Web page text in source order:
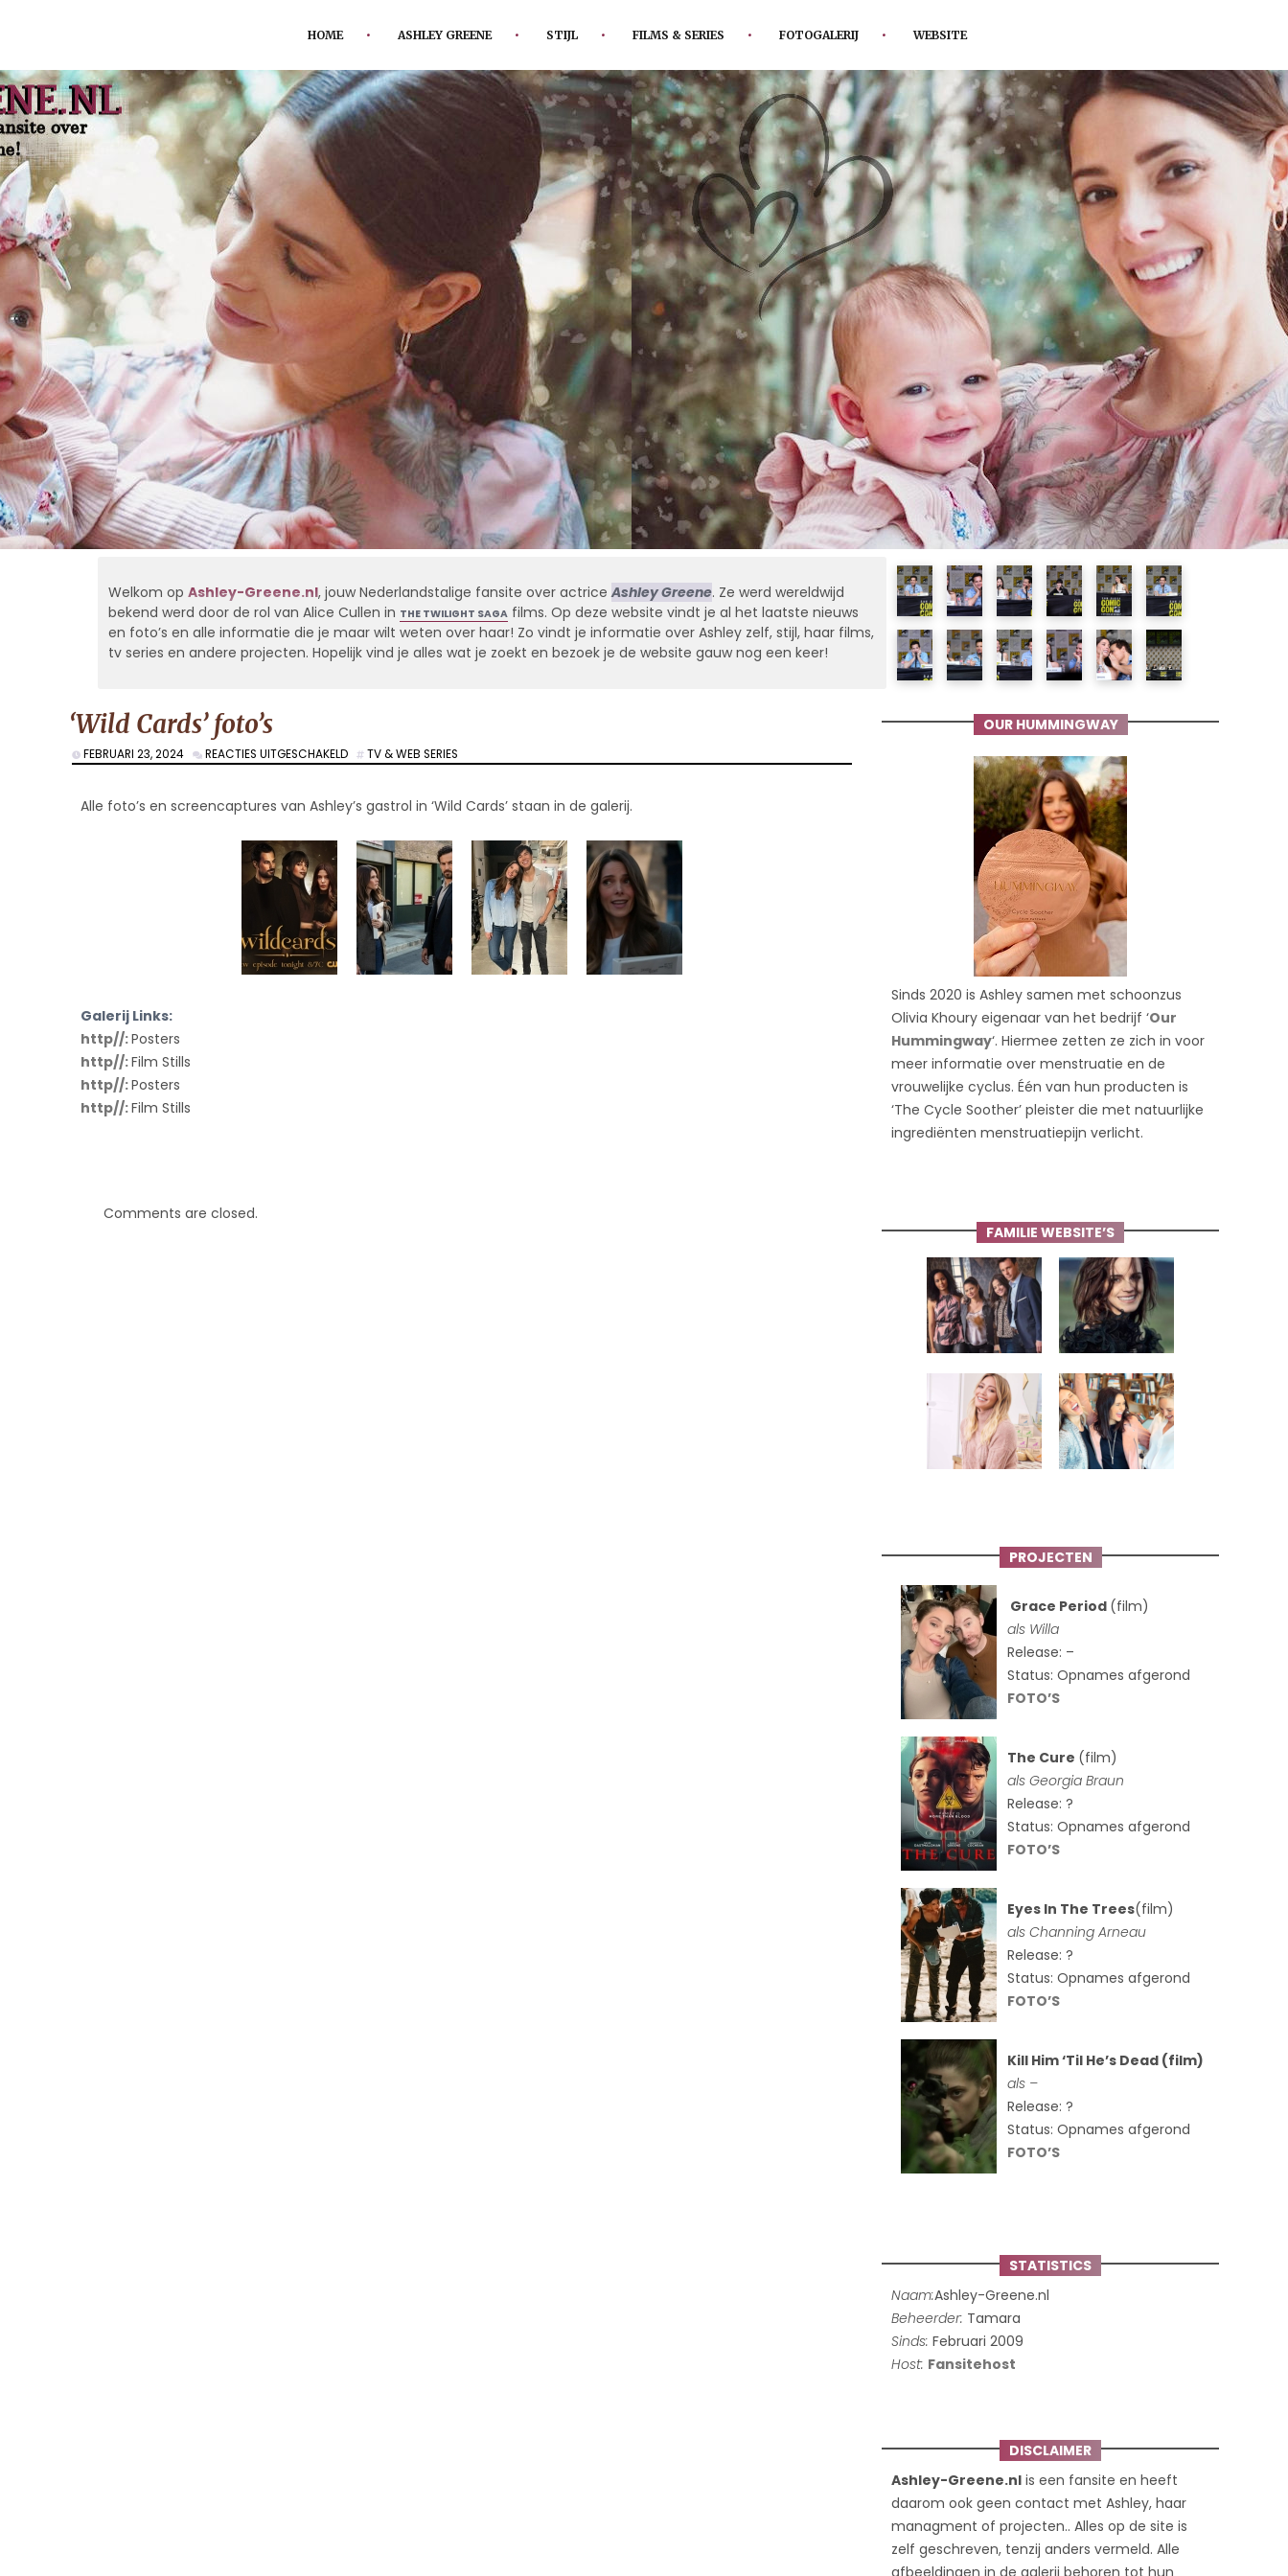
HOME ASHLEY GREENE STIJL FILMS & SERIES FOTOGALERIJ WEBSITE
Welkom op Ashley-Greene.nl, jouw Nederlandstalige fansite over actriceAshley Greene. Ze werd wereldwijd
bekend werd door de rol van Alice Cullen in THE TWILIGHT SAGAfilms. Op deze website vindt je al het laatste nieuws
en foto’s en alle informatie die je maar wilt weten over haar! Zo vindt je informatie over Ashley zelf, stijl, haar films,
tv series en andere projecten. Hopelijk vind je alles wat je zoekt en bezoek je de website gauw nog een keer!
OUR HUMMINGWAY
Sinds 2020 is Ashley samen met schoonzus
Olivia Khoury eigenaar van het bedrijf ‘Our
Hummingway‘. Hiermee zetten ze zich in voor
meer informatie over menstruatie en de
vrouwelijke cyclus. Één van hun producten is
‘The Cycle Soother’ pleister die met natuurlijke
ingrediënten menstruatiepijn verlicht.
FAMILIE WEBSITE’S
PROJECTEN
Grace Period (film)
als Willa
Release: –
Status: Opnames afgerond
FOTO’S
The Cure (film)
alsGeorgia Braun
Release: ?
Status: Opnames afgerond
FOTO’S
Eyes In The Trees(film)
als Channing Arneau
Release: ?
Status: Opnames afgerond
FOTO’S
Kill Him ‘Til He’s Dead (film)
als –
Release: ?
Status: Opnames afgerond
FOTO’S
STATISTICS
Naam:Ashley-Greene.nl
Beheerder: Tamara
Sinds: Februari 2009
Host: Fansitehost
DISCLAIMER
Ashley-Greene.nl is een fansite en heeft
daarom ook geen contact met Ashley, haar
managment of projecten.. Alles op de site is
zelf geschreven, tenzij anders vermeld. Alle
afbeeldingen in de galerij behoren tot hun
‘Wild Cards’ foto’s
FEBRUARI 23, 2024 REACTIES UITGESCHAKELDVOOR
‘WILD
FOTO’S
TV & WEB SERIES
Alle foto’s en screencaptures van Ashley’s gastrol in ‘Wild Cards’ staan in de galerij.
Galerij Links:
http//:Posters
http//:Film Stills
http//:Posters
http//:Film Stills
Comments are closed.